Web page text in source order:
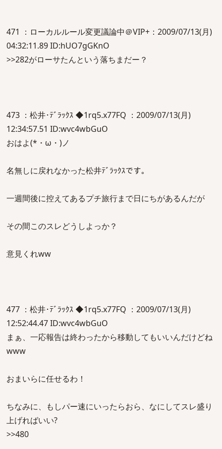
471 ：ローカルルール変更議論中＠VIP+：2009/07/13(月)
04:32:11.89 ID:hUO7gGKnO
>>282がローサたんという落ちまだー？
473 ：松井･ﾃﾞﾗｯｸｽ ◆1rq5.x77FQ ：2009/07/13(月)
12:34:57.51 ID:wvc4wbGuO
おはよ(*・ω・)ノ
名無しに戻れなかった松井ﾃﾞﾗｯｸｽです。
一週間後に控えてあるプチ旅行まで日にちがあるんだが
その間このスレどうしよっか？
意見くれww
477 ：松井･ﾃﾞﾗｯｸｽ ◆1rq5.x77FQ ：2009/07/13(月)
12:52:44.47 ID:wvc4wbGuO
まぁ、一応報告は終わったから移動してもいいんだけどね
www
おまいらに任せるわ！
ちなみに、もしパー速にいったらおら、なにしてスレ盛り
上げればいい?
>>480